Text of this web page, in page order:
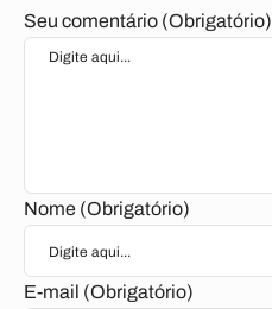
Seu comentário (Obrigatório)
Nome (Obrigatório)
E-mail (Obrigatório)